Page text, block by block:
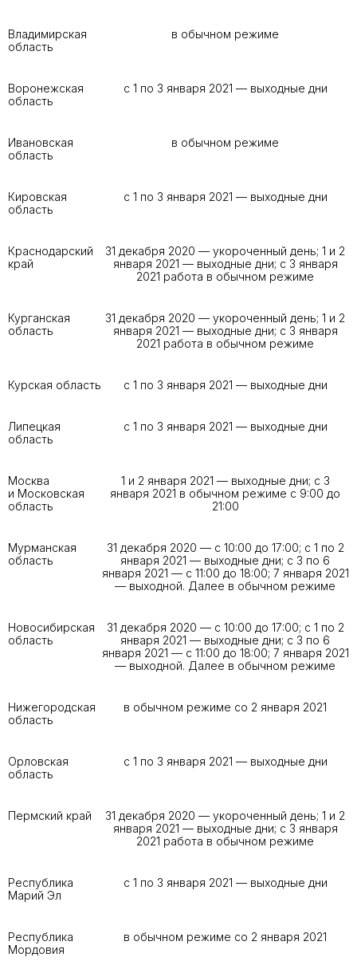
Владимирская
область
в обычном режиме
Воронежская
область
с 1 по 3 января 2021 — выходные дни
Ивановская
область
в обычном режиме
Кировская
область
с 1 по 3 января 2021 — выходные дни
Краснодарский
край
31 декабря 2020 — укороченный день; 1 и 2
января 2021 — выходные дни; с 3 января
2021 работа в обычном режиме
Курганская
область
31 декабря 2020 — укороченный день; 1 и 2
января 2021 — выходные дни; с 3 января
2021 работа в обычном режиме
Курская область с 1 по 3 января 2021 — выходные дни
Липецкая
область
с 1 по 3 января 2021 — выходные дни
Москва
и Московская
область
1 и 2 января 2021 — выходные дни; с 3
января 2021 в обычном режиме с 9:00 до
21:00
Мурманская
область
31 декабря 2020 — с 10:00 до 17:00; с 1 по 2
января 2021 — выходные дни; с 3 по 6
января 2021 — с 11:00 до 18:00; 7 января 2021
— выходной. Далее в обычном режиме
Новосибирская
область
31 декабря 2020 — с 10:00 до 17:00; с 1 по 2
января 2021 — выходные дни; с 3 по 6
января 2021 — с 11:00 до 18:00; 7 января 2021
— выходной. Далее в обычном режиме
Нижегородская
область
в обычном режиме со 2 января 2021
Орловская
область
с 1 по 3 января 2021 — выходные дни
Пермский край
31 декабря 2020 — укороченный день; 1 и 2
января 2021 — выходные дни; с 3 января
2021 работа в обычном режиме
Республика
Марий Эл
с 1 по 3 января 2021 — выходные дни
Республика
Мордовия
в обычном режиме со 2 января 2021